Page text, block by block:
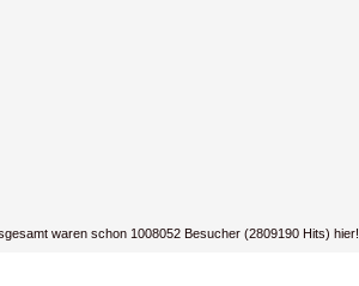
waren schon 1008052 Besucher (2809190 Hits) hier!